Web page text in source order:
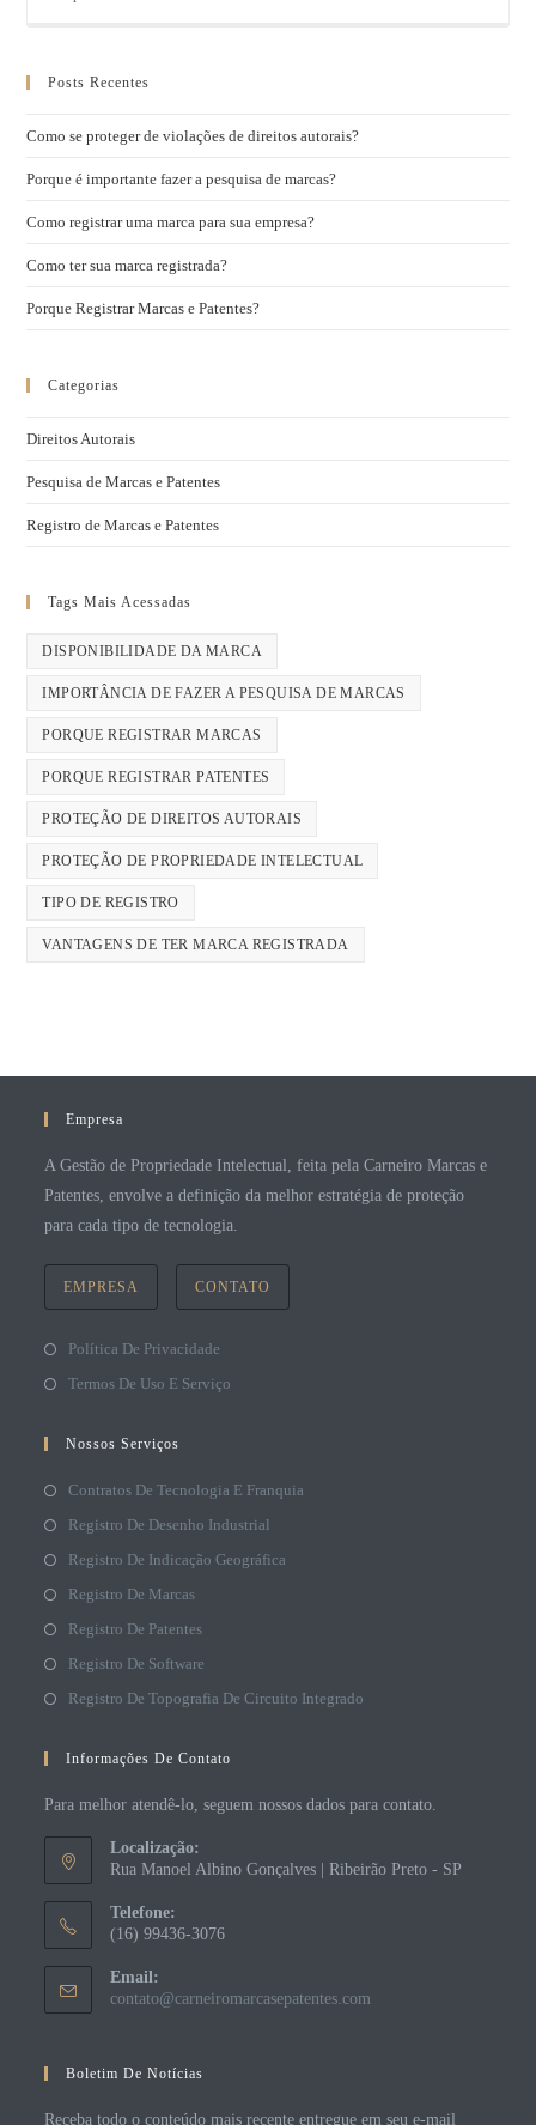
Posts Recentes
Como se proteger de violações de direitos autorais?
Porque é importante fazer a pesquisa de marcas?
Como registrar uma marca para sua empresa?
Como ter sua marca registrada?
Porque Registrar Marcas e Patentes?
Categorias
Direitos Autorais
Pesquisa de Marcas e Patentes
Registro de Marcas e Patentes
Tags Mais Acessadas
DISPONIBILIDADE DA MARCA
IMPORTÂNCIA DE FAZER A PESQUISA DE MARCAS
PORQUE REGISTRAR MARCAS
PORQUE REGISTRAR PATENTES
PROTEÇÃO DE DIREITOS AUTORAIS
PROTEÇÃO DE PROPRIEDADE INTELECTUAL
TIPO DE REGISTRO
VANTAGENS DE TER MARCA REGISTRADA
Empresa
A Gestão de Propriedade Intelectual, feita pela Carneiro Marcas e
Patentes, envolve a definição da melhor estratégia de proteção
para cada tipo de tecnologia.
EMPRESA CONTATO
Política De Privacidade
Termos De Uso E Serviço
Nossos Serviços
Contratos De Tecnologia E Franquia
Registro De Desenho Industrial
Registro De Indicação Geográfica
Registro De Marcas
Registro De Patentes
Registro De Software
Registro De Topografia De Circuito Integrado
Informações De Contato
Para melhor atendê-lo, seguem nossos dados para contato.
Localização:
Rua Manoel Albino Gonçalves | Ribeirão Preto - SP
Telefone:
(16) 99436-3076
Email:
contato@carneiromarcasepatentes.com
Boletim De Notícias
Receba todo o conteúdo mais recente entregue em seu e-mail